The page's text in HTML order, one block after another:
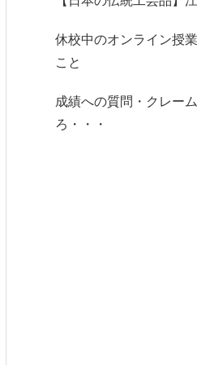
休校中のオンライン授
こと
成績への質問・クレー
ろ・・・